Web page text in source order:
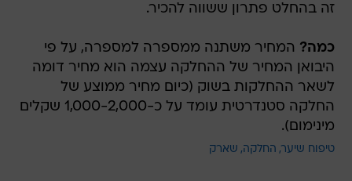
זה בהחלט פתרון ששווה להכיר.
כמה? המחיר משתנה ממספרה למספרה, על פי
היבואן המחיר של ההחלקה עצמה הוא מחיר דומה
לשאר ההחלקות בשוק (כיום מחיר ממוצע של
החלקה סטנדרטית עומד על כ-1,000-2,000 שקלים
מינימום).
טיפוח שיער החלקה שארק